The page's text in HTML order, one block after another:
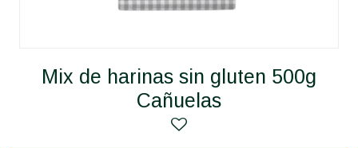
Mix de harinas sin gluten 500g
Cañuelas